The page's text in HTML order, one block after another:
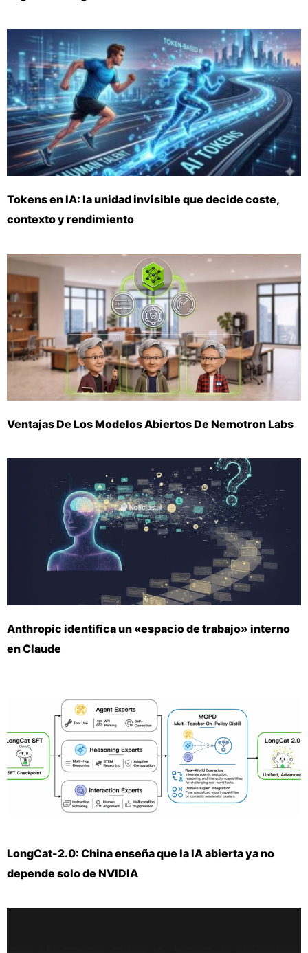
Tokens en IA: la unidad invisible que decide coste,
contexto y rendimiento
Ventajas De Los Modelos Abiertos De Nemotron Labs
Anthropic identifica un «espacio de trabajo» interno
en Claude
LongCat-2.0: China enseña que la IA abierta ya no
depende solo de NVIDIA